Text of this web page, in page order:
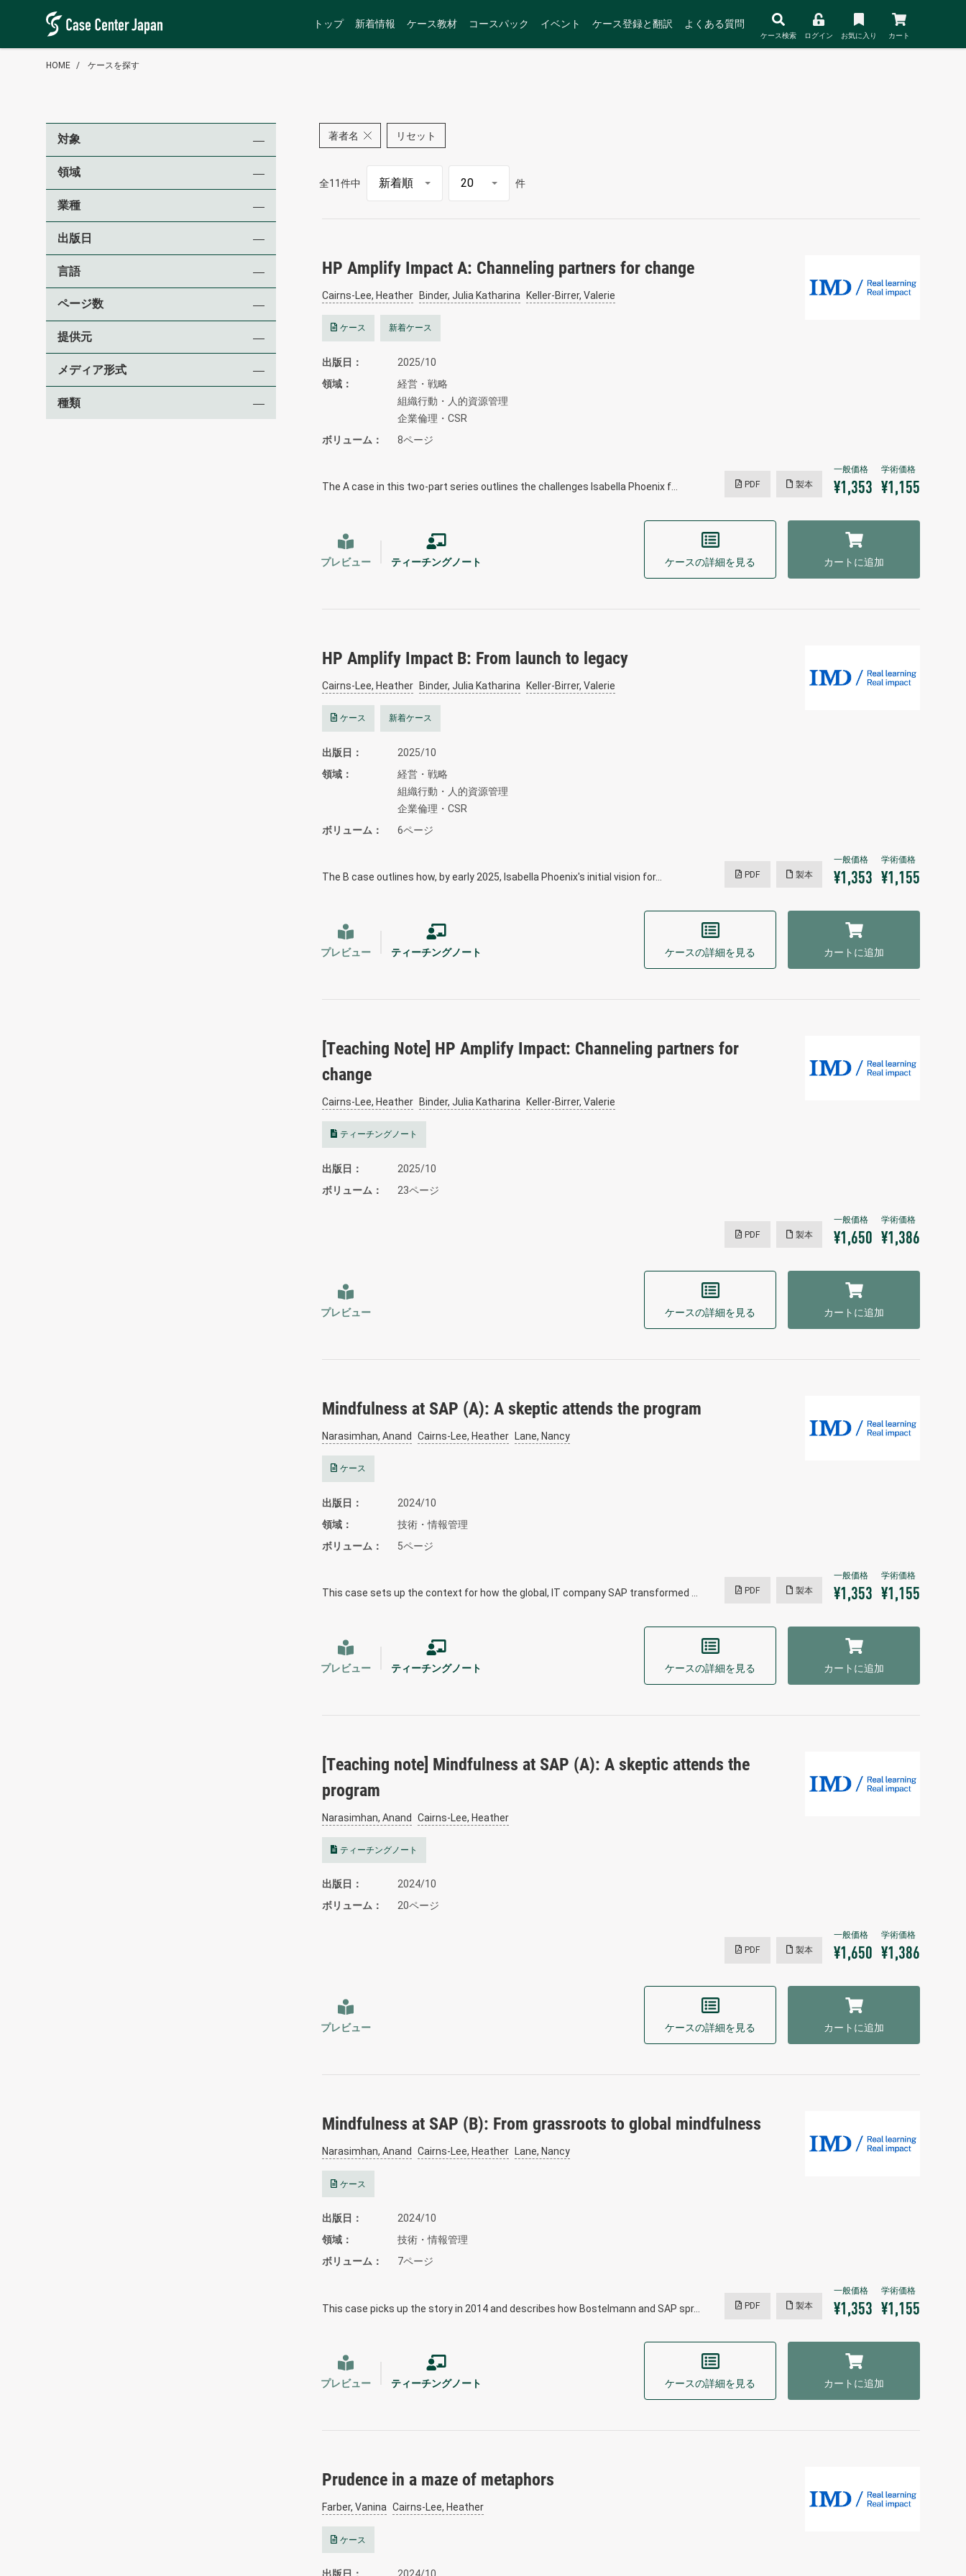
トップ 新着情報 ケース教材 コースパック イベント ケース登録と翻訳 よくある質問
ケース検索 ログイン お気に入り カート
HOME ケースを探す
著者名 リセット
全11件中 件
HP Amplify Impact A: Channeling partners for change
Cairns-Lee, Heather Binder, Julia Katharina Keller-Birrer, Valerie
ケース 新着ケース
出版日
2025/10
領域
経営・戦略
組織行動・人的資源管理
企業倫理・CSR
ボリューム
8ページ
The A case in this two-part series outlines the challenges Isabella Phoenix f… PDF 製本 ¥1,353 ¥1,155
プレビュー ティーチングノート ケースの詳細を見る カートに追加
HP Amplify Impact B: From launch to legacy
Cairns-Lee, Heather Binder, Julia Katharina Keller-Birrer, Valerie
ケース 新着ケース
出版日
2025/10
領域
経営・戦略
組織行動・人的資源管理
企業倫理・CSR
ボリューム
6ページ
The B case outlines how, by early 2025, Isabella Phoenix's initial vision for… PDF 製本 ¥1,353 ¥1,155
プレビュー ティーチングノート ケースの詳細を見る カートに追加
[Teaching Note] HP Amplify Impact: Channeling partners for
change
Cairns-Lee, Heather Binder, Julia Katharina Keller-Birrer, Valerie
ティーチングノート
出版日
2025/10
ボリューム
23ページ
PDF 製本 ¥1,650 ¥1,386
プレビュー ケースの詳細を見る カートに追加
Mindfulness at SAP (A): A skeptic attends the program
Narasimhan, Anand Cairns-Lee, Heather Lane, Nancy
ケース
出版日
2024/10
領域
技術・情報管理
ボリューム
5ページ
This case sets up the context for how the global, IT company SAP transformed … PDF 製本 ¥1,353 ¥1,155
プレビュー ティーチングノート ケースの詳細を見る カートに追加
[Teaching note] Mindfulness at SAP (A): A skeptic attends the
program
Narasimhan, Anand Cairns-Lee, Heather
ティーチングノート
出版日
2024/10
ボリューム
20ページ
PDF 製本 ¥1,650 ¥1,386
プレビュー ケースの詳細を見る カートに追加
Mindfulness at SAP (B): From grassroots to global mindfulness
Narasimhan, Anand Cairns-Lee, Heather Lane, Nancy
ケース
出版日
2024/10
領域
技術・情報管理
ボリューム
7ページ
This case picks up the story in 2014 and describes how Bostelmann and SAP spr… PDF 製本 ¥1,353 ¥1,155
プレビュー ティーチングノート ケースの詳細を見る カートに追加
Prudence in a maze of metaphors
Farber, Vanina Cairns-Lee, Heather
ケース
対象
領域
業種
出版日
言語
ページ数
提供元
メディア形式
種類